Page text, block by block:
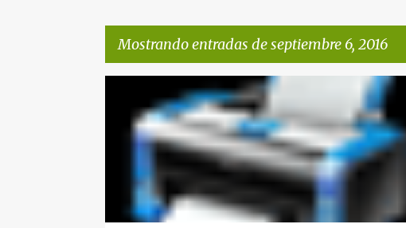
Mostrando entradas de septiembre 6, 2016
REIVINDICACIÓN